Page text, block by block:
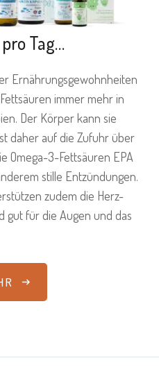
Tag…
Ernährungsgewohnheiten
immer mehr in
Der Körper kann sie
daher auf die Zufuhr über
Omega-3-Fettsäuren EPA
stille Entzündungen.
zudem die Herz-
gut für die Augen und das